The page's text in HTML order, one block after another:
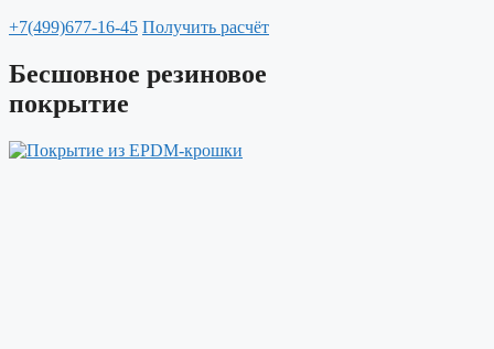
+7(499)677-16-45 Получить расчёт
Бесшовное резиновое
покрытие